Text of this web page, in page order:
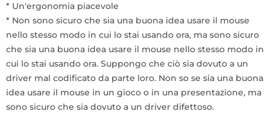
* Un'ergonomia piacevole
* Non sono sicuro che sia una buona idea usare il mouse
nello stesso modo in cui lo stai usando ora, ma sono sicuro
che sia una buona idea usare il mouse nello stesso modo in
cui lo stai usando ora. Suppongo che ciò sia dovuto a un
driver mal codificato da parte loro. Non so se sia una buona
idea usare il mouse in un gioco o in una presentazione, ma
sono sicuro che sia dovuto a un driver difettoso.